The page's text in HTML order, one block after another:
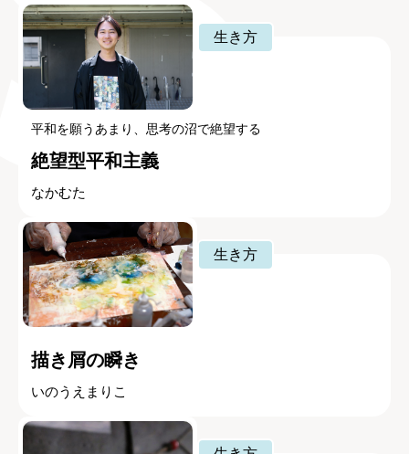
生き方
平和を願うあまり、思考の沼で絶望する
絶望型平和主義
なかむた
生き方
描き屑の瞬き
いのうえまりこ